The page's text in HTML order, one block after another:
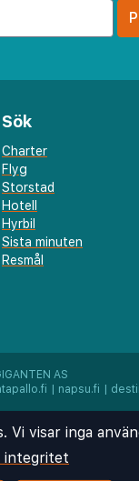
Sök
Charter
Flyg
Storstad
Hotell
Hyrbil
Sista minuten
Resmål
AS
napsu.fi
visar inga
integritet